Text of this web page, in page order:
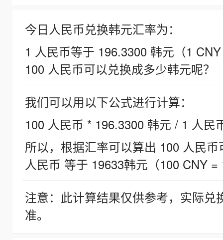
今日人民币兑换韩元汇率为：
1 人民币等于 196.3300 韩元（1
100 人民币可以兑换成多少韩元呢？
我们可以用以下公式进行计算：
100 人民币 * 196.3300 韩元 / 1 人民
所以，根据汇率可以算出 100 人民
人民币 等于 19633韩元（100 CNY =
注意：此计算结果仅供参考，实际
准。